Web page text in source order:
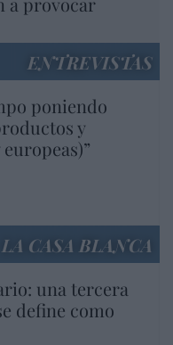
ENTREVISTAS
poniendo
y
LA CASA BLANCA
una tercera
define como